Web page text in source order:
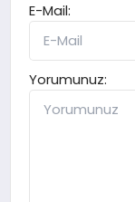
E-Mail:
Yorumunuz: